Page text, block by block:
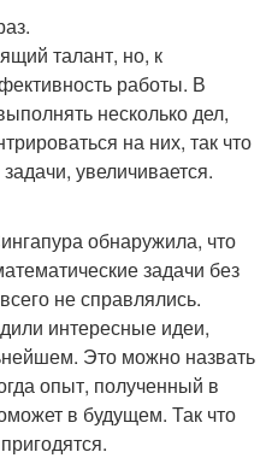
талант, но, к
работы. В
несколько дел,
на них, так что
увеличивается.
обнаружила, что
задачи без
не справлялись.
интересные идеи,
Это можно назвать
опыт, полученный в
в будущем. Так что